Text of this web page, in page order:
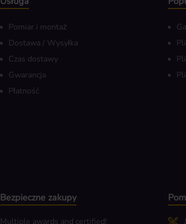
Pomiar i montaż
Dostawa / Wysyłka
Czas dostawy
Gwarancja
Płatność
Bezpieczne zakupy
Multiple awards and certified!